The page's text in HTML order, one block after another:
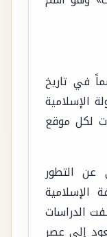
في تاريخ
الإسلامية
لكل موقع
عن التطور
الإسلامية
الدراسات
إلى عصر